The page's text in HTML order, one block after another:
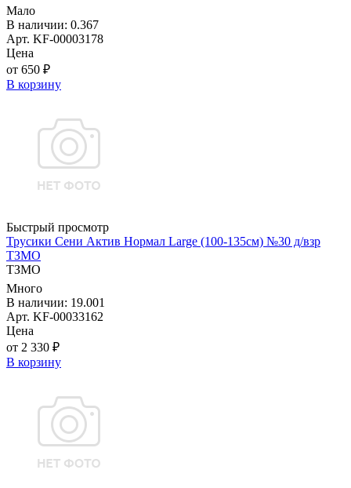
Мало
В наличии: 0.367
Арт. KF-00003178
Цена
от 650 ₽
В корзину
Быстрый просмотр
Трусики Сени Актив Нормал Large (100-135см) №30 д/взр
ТЗМО
ТЗМО
Много
В наличии: 19.001
Арт. KF-00033162
Цена
от 2 330 ₽
В корзину